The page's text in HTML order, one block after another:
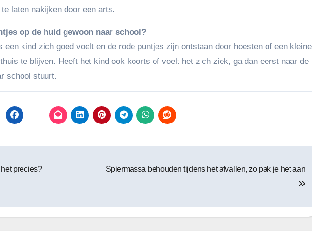
laten nakijken door een arts.
op de huid gewoon naar school?
een kind zich goed voelt en de rode puntjes zijn ontstaan door hoesten of een kleine
te blijven. Heeft het kind ook koorts of voelt het zich ziek, ga dan eerst naar de
school stuurt.
precies? Spiermassa behouden tijdens het afvallen, zo pak je het aan